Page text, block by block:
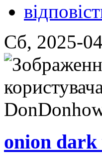
Сб, 2025-
onion dark